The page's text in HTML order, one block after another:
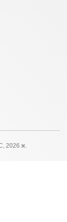
2026 ж.